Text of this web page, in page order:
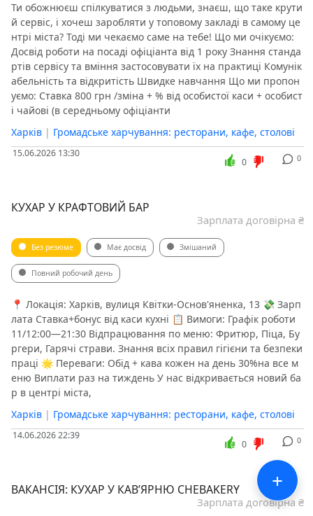
Ти обожнюєш спілкуватися з людьми, знаєш, що таке крути
й сервіс, і хочеш заробляти у топовому закладі в самому це
нтрі міста? Тоді ми чекаємо саме на тебе! Що ми очікуємо:
Досвід роботи на посаді офіціанта від 1 року Знання станда
ртів сервісу та вміння застосовувати їх на практиці Комунік
абельність та відкритість Швидке навчання Що ми пропон
уємо: Ставка 800 грн /зміна + % від особистої каси + особист
і чайові (в середньому офіціанти
Харків | Громадське харчування: ресторани, кафе, столові
15.06.2026 13:30 0
0
КУХАР У КРАФТОВИЙ БАР
Зарплата договірна ₴
Без резюме Має досвід Змішаний
Повний робочий день
📍 Локація: Харків, вулиця Квітки-Основ'яненка, 13 💸 Зарп
лата Ставка+бонус від каси кухні 📋 Вимоги: Графік роботи
11/12:00—21:30 Відпрацювання по меню: Фритюр, Піца, Бу
ргери, Гарячі страви. Знання всіх правил гігієни та безпеки
праці 🌟 Переваги: Обід + кава кожен на день 30%на все м
еню Виплати раз на тиждень У нас відкривається новий ба
р в центрі міста,
Харків | Громадське харчування: ресторани, кафе, столові
14.06.2026 22:39 0
0
ВАКАНСІЯ: КУХАР У КАВ’ЯРНЮ CHEBAKERY
Зарплата договірна ₴
+